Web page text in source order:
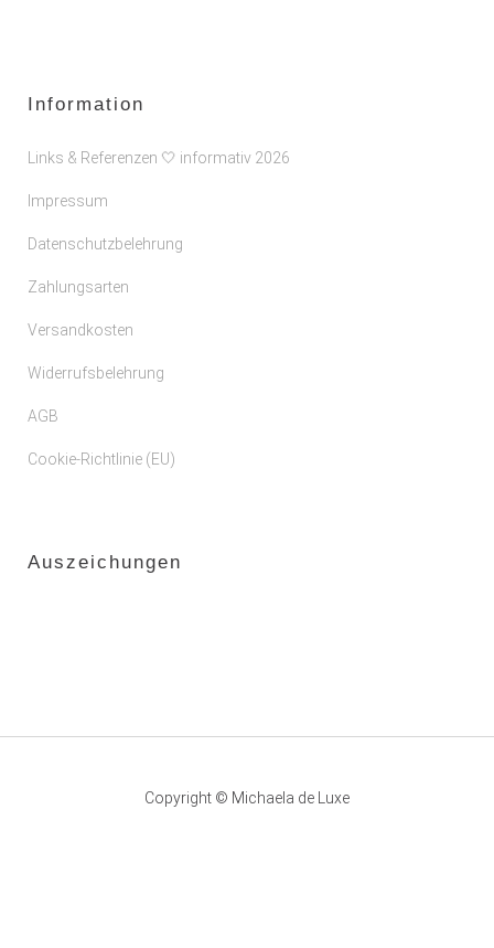
Information
Links & Referenzen 🤍 informativ 2026
Impressum
Datenschutzbelehrung
Zahlungsarten
Versandkosten
Widerrufsbelehrung
AGB
Cookie-Richtlinie (EU)
Auszeichungen
Copyright © Michaela de Luxe